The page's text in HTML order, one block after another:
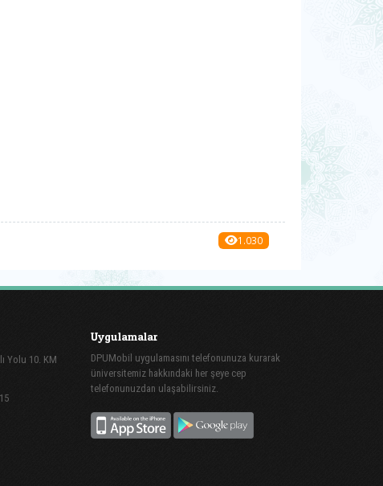
1.030
Yolu 10. KM
Uygulamalar
DPUMobil uygulamasını telefonunuza kurarak
üniversitemiz hakkındaki her şeye cep
telefonunuzdan ulaşabilirsiniz.